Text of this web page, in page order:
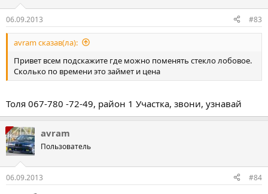
06.09.2013 #83
avram сказав(ла):
Привет всем подскажите где можно поменять стекло лобовое.
Сколько по времени это займет и цена
Толя 067-780 -72-49, район 1 Участка, звони, узнавай
avram
Пользователь
06.09.2013 #84